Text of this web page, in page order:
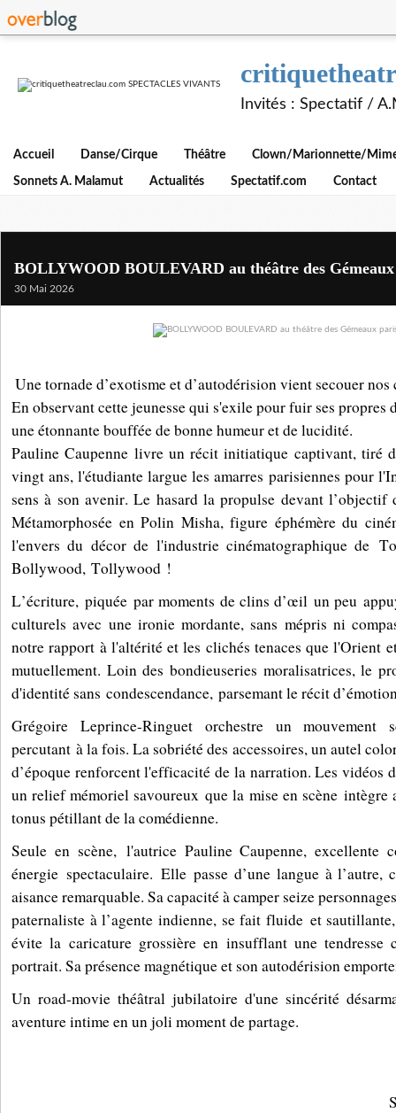
Invités : Spectatif /
Accueil Danse/Cirque Théâtre Clown/Marionnette/
Sonnets A. Malamut Actualités Spectatif.com Contact
BOLLYWOOD BOULEVARD au théâtre des
30 Mai 2026
Une tornade d’exotisme et d’autodérision vient secouer
En observant cette jeunesse qui s'exile pour fuir ses propres
une étonnante bouffée de bonne humeur et de lucidité.
Pauline Caupenne livre un récit initiatique captivant, tiré
vingt ans, l'étudiante largue les amarres parisiennes pour
sens à son avenir. Le hasard la propulse devant l’objectif
Métamorphosée en Polin Misha, figure éphémère du
l'envers du décor de l'industrie cinématographique de
Bollywood, Tollywood !
L’écriture, piquée par moments de clins d’œil un peu
culturels avec une ironie mordante, sans mépris ni
notre rapport à l'altérité et les clichés tenaces que l'Orient
mutuellement. Loin des bondieuseries moralisatrices, le
d'identité sans condescendance, parsemant le récit
Grégoire Leprince-Ringuet orchestre un mouvement
percutant à la fois. La sobriété des accessoires, un autel
d’époque renforcent l'efficacité de la narration. Les vidéos
un relief mémoriel savoureux que la mise en scène intègre
tonus pétillant de la comédienne.
Seule en scène, l'autrice Pauline Caupenne, excellente
énergie spectaculaire. Ellepasse d’une langue à l’autre,
aisance remarquable. Sa capacité à camper seize
paternaliste à l’agente indienne, se fait fluide et
évite la caricature grossière en insufflant une tendresse
portrait. Sa présence magnétique et son autodérision
Un road-movie théâtral jubilatoire d'une sincérité
aventure intime en un joli moment de partage.